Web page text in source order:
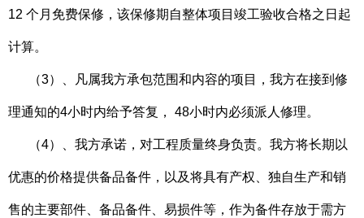
12 个月免费保修，该保修期自整体项目竣工验收合格之日起
计算。
（3）、凡属我方承包范围和内容的项目，我方在接到修
理通知的4小时内给予答复， 48小时内必须派人修理。
（4）、我方承诺，对工程质量终身负责。我方将长期以
优惠的价格提供备品备件，以及将具有产权、独自生产和销
售的主要部件、备品备件、易损件等，作为备件存放于需方